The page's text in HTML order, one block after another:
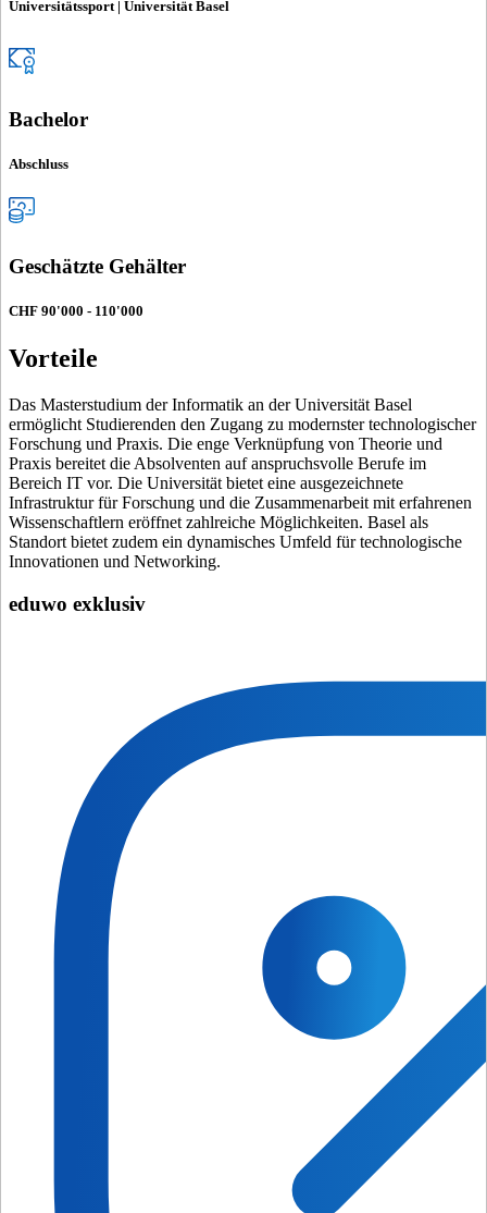
Universitätssport | Universität Basel
Bachelor
Abschluss
Geschätzte Gehälter
CHF 90'000 - 110'000
Vorteile
Das Masterstudium der Informatik an der Universität Basel
ermöglicht Studierenden den Zugang zu modernster technologischer
Forschung und Praxis. Die enge Verknüpfung von Theorie und
Praxis bereitet die Absolventen auf anspruchsvolle Berufe im
Bereich IT vor. Die Universität bietet eine ausgezeichnete
Infrastruktur für Forschung und die Zusammenarbeit mit erfahrenen
Wissenschaftlern eröffnet zahlreiche Möglichkeiten. Basel als
Standort bietet zudem ein dynamisches Umfeld für technologische
Innovationen und Networking.
eduwo exklusiv